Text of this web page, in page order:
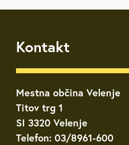
Kontakt
Mestna občina Velenje
Titov trg 1
SI 3320 Velenje
Telefon: 03/8961-600